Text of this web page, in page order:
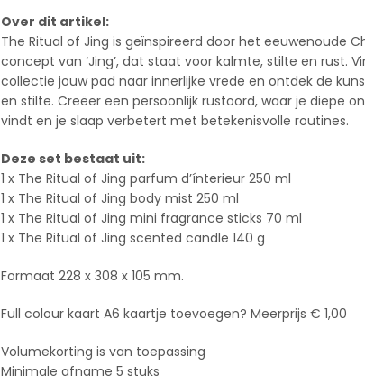
Over dit artikel:
The Ritual of Jing is geïnspireerd door het eeuwenoude
concept van ‘Jing’, dat staat voor kalmte, stilte en rust.
collectie jouw pad naar innerlijke vrede en ontdek de
en stilte. Creëer een persoonlijk rustoord, waar je diepe
vindt en je slaap verbetert met betekenisvolle routines.
Deze set bestaat uit:
1 x The Ritual of Jing parfum d’ínterieur 250 ml
1 x The Ritual of Jing body mist 250 ml
1 x The Ritual of Jing mini fragrance sticks 70 ml
1 x The Ritual of Jing scented candle 140 g
Formaat 228 x 308 x 105 mm.
Full colour kaart A6 kaartje toevoegen? Meerprijs € 1,00
Volumekorting is van toepassing
Minimale afname 5 stuks